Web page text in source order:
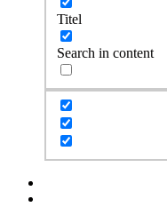
Titel
Search in content